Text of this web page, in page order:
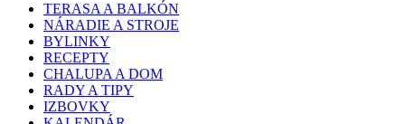
TERASA A BALKÓN
NÁRADIE A STROJE
BYLINKY
RECEPTY
CHALUPA A DOM
RADY A TIPY
IZBOVKY